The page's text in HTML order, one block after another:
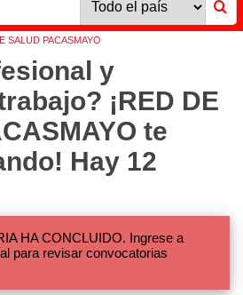
SALUD PACASMAYO
y
¡RED DE
te
Hay 12
HA CONCLUIDO. Ingrese a
para revisar convocatorias